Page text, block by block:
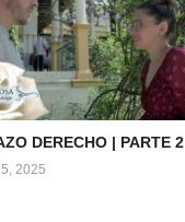
DERECHO | PARTE 2
2025